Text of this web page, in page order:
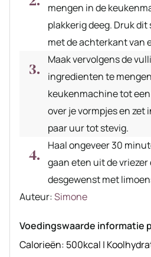
mengen in de
plakkerig deeg. Druk dit
met de achterkant van
Maak vervolgens de
ingredienten te
keukenmachine tot
over je vormpjes en zet
paar uur tot stevig.
Haal ongeveer 30
gaan eten uit de
desgewenst met
Auteur
Auteur:Simone
Voedingswaarde informatie
Calorieën: 500kcal |